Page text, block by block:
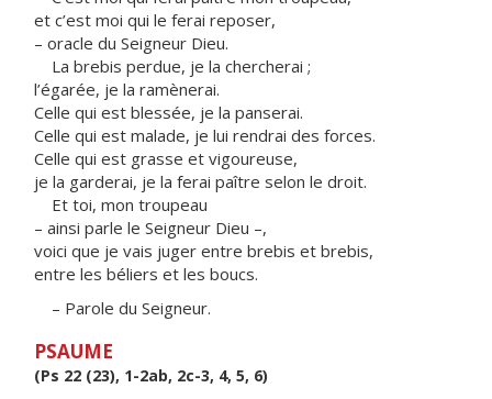
et c’est moi qui le ferai reposer,
– oracle du Seigneur Dieu.
La brebis perdue, je la chercherai ;
l’égarée, je la ramènerai.
Celle qui est blessée, je la panserai.
Celle qui est malade, je lui rendrai des forces.
Celle qui est grasse et vigoureuse,
je la garderai, je la ferai paître selon le droit.
Et toi, mon troupeau
– ainsi parle le Seigneur Dieu –,
voici que je vais juger entre brebis et brebis,
entre les béliers et les boucs.
– Parole du Seigneur.
PSAUME
(Ps 22 (23), 1-2ab, 2c-3, 4, 5, 6)